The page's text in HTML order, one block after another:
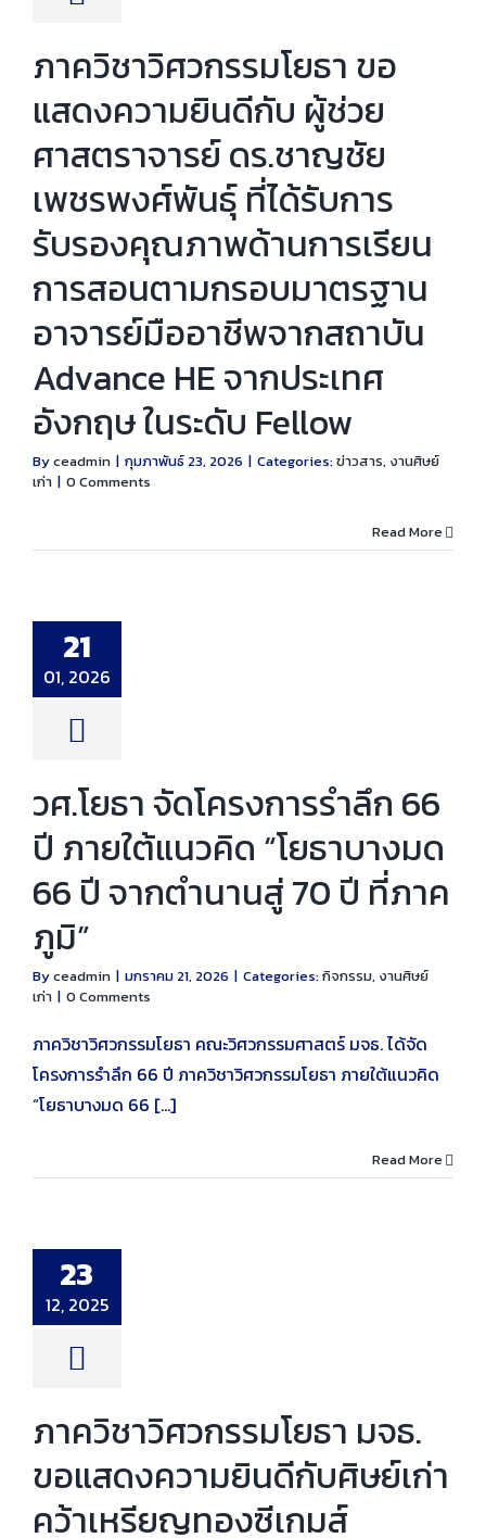
ภาควิชาวิศวกรรมโยธา ขอ
แสดงความยินดีกับ ผู้ช่วย
ศาสตราจารย์ ดร.ชาญชัย
เพชรพงศ์พันธุ์ ที่ได้รับการ
รับรองคุณภาพด้านการเรียน
การสอนตามกรอบมาตรฐาน
อาจารย์มืออาชีพจากสถาบัน
Advance HE จากประเทศ
อังกฤษ ในระดับ Fellow
Byceadmin | กุมภาพันธ์ 23, 2026 | Categories:ข่าวสาร, งานศิษย์
เก่า | 0 Comments
Read More
21
01, 2026
ปี ภายใต้แนวคิด
งมด 66 ปี จาก
ปี ที่ภาคภูมิ”
งานศิษย์เก่า
วศ.โยธา จัดโครงการรำลึก 66
ปี ภายใต้แนวคิด “โยธาบางมด
66 ปี จากตำนานสู่ 70 ปี ที่ภาค
ภูมิ”
Byceadmin | มกราคม 21, 2026 | Categories:กิจกรรม, งานศิษย์
เก่า | 0 Comments
ภาควิชาวิศวกรรมโยธา คณะวิศวกรรมศาสตร์ มจธ. ได้จัด
โครงการรำลึก 66 ปี ภาควิชาวิศวกรรมโยธา ภายใต้แนวคิด
“โยธาบางมด 66 [...]
Read More
23
12, 2025
สดงความยินดี
ก่าคว้าเหรียญ
งซีเกมส์
งานศิษย์เก่า
ภาควิชาวิศวกรรมโยธา มจธ.
ขอแสดงความยินดีกับศิษย์เก่า
คว้าเหรียญทองซีเกมส์